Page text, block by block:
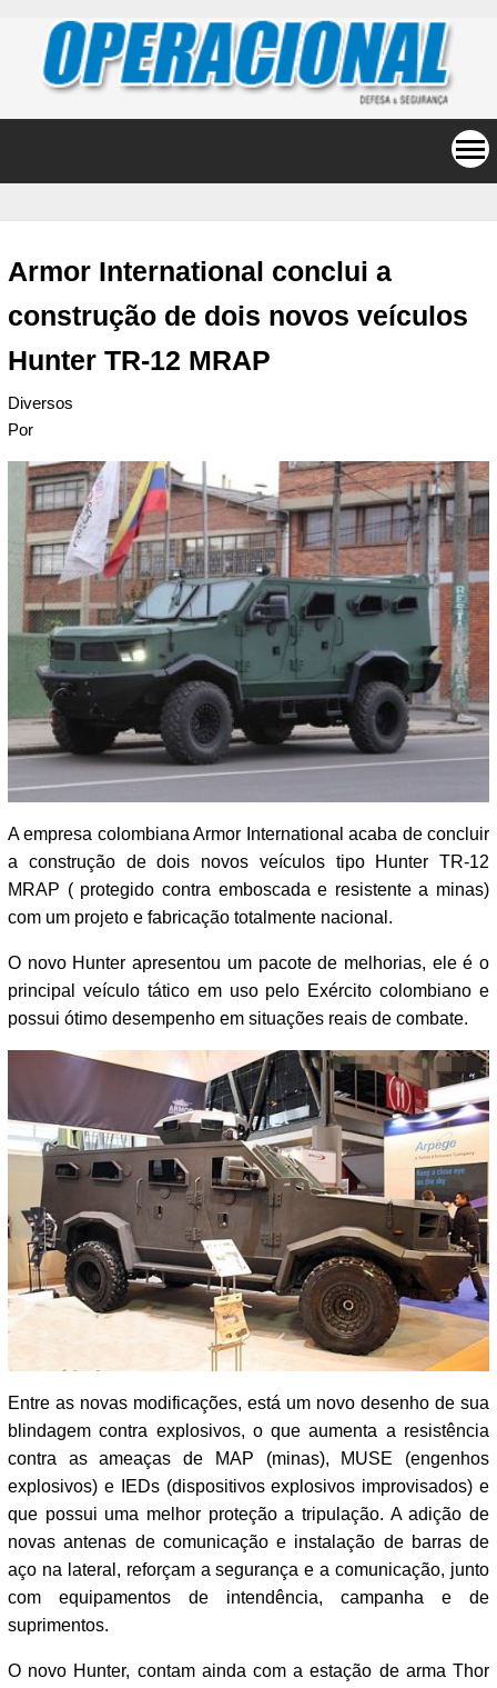
Armor International conclui a
construção de dois novos veículos
Hunter TR-12 MRAP
Diversos
Por
A empresa colombiana Armor International acaba de concluir
a construção de dois novos veículos tipo Hunter TR-12
MRAP ( protegido contra emboscada e resistente a minas)
com um projeto e fabricação totalmente nacional.
O novo Hunter apresentou um pacote de melhorias, ele é o
principal veículo tático em uso pelo Exército colombiano e
possui ótimo desempenho em situações reais de combate.
Entre as novas modificações, está um novo desenho de sua
blindagem contra explosivos, o que aumenta a resistência
contra as ameaças de MAP (minas), MUSE (engenhos
explosivos) e IEDs (dispositivos explosivos improvisados​​) e
que possui uma melhor proteção a tripulação. A adição de
novas antenas de comunicação e instalação de barras de
aço na lateral, reforçam a segurança e a comunicação, junto
com equipamentos de intendência, campanha e de
suprimentos.
O novo Hunter, contam ainda com a estação de arma Thor